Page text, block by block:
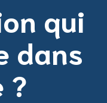
qui
dans
?